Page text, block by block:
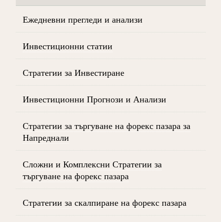
Ежедневни прегледи и анализи
Инвестиционни статии
Стратегии за Инвестиране
Инвестиционни Прогнози и Анализи
Стратегии за търгуване на форекс пазара за
Напреднали
Сложни и Комплексни Стратегии за
търгуване на форекс пазара
Стратегии за скалпиране на форекс пазара